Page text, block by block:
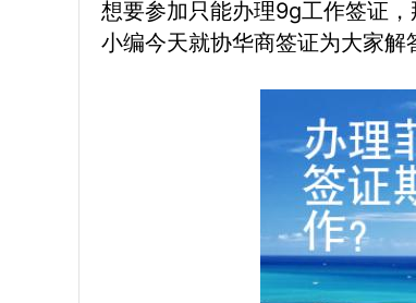
想要参加只能办理9g工作签证
小编今天就协华商签证为大家